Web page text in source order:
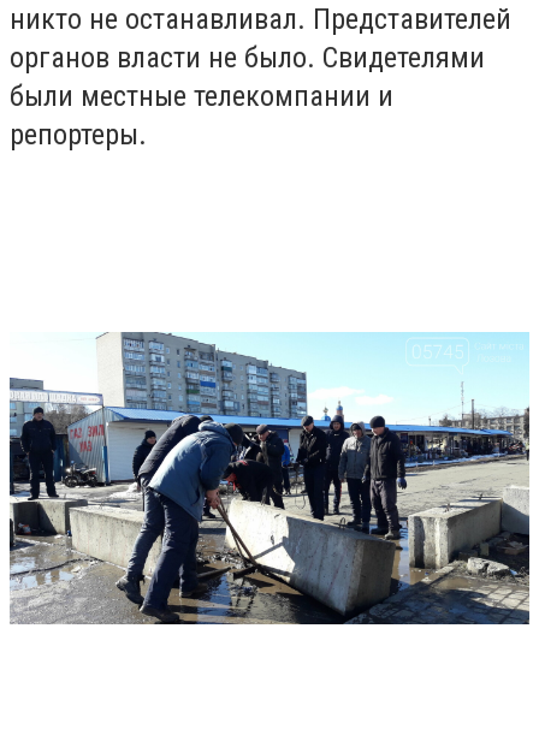
никто не останавливал. Представителей
органов власти не было. Свидетелями
были местные телекомпании и
репортеры.